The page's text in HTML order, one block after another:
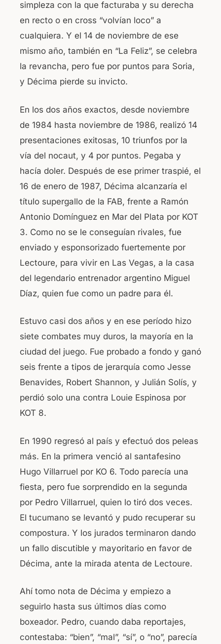
simpleza con la que facturaba y su derecha
en recto o en cross “volvían loco” a
cualquiera. Y el 14 de noviembre de ese
mismo año, también en “La Feliz”, se celebra
la revancha, pero fue por puntos para Soria,
y Décima pierde su invicto.
En los dos años exactos, desde noviembre
de 1984 hasta noviembre de 1986, realizó 14
presentaciones exitosas, 10 triunfos por la
vía del nocaut, y 4 por puntos. Pegaba y
hacía doler. Después de ese primer traspié, el
16 de enero de 1987, Décima alcanzaría el
título supergallo de la FAB, frente a Ramón
Antonio Domínguez en Mar del Plata por KOT
3. Como no se le conseguían rivales, fue
enviado y esponsorizado fuertemente por
Lectoure, para vivir en Las Vegas, a la casa
del legendario entrenador argentino Miguel
Díaz, quien fue como un padre para él.
Estuvo casi dos años y en ese período hizo
siete combates muy duros, la mayoría en la
ciudad del juego. Fue probado a fondo y ganó
seis frente a tipos de jerarquía como Jesse
Benavides, Robert Shannon, y Julián Solís, y
perdió solo una contra Louie Espinosa por
KOT 8.
En 1990 regresó al país y efectuó dos peleas
más. En la primera venció al santafesino
Hugo Villarruel por KO 6. Todo parecía una
fiesta, pero fue sorprendido en la segunda
por Pedro Villarruel, quien lo tiró dos veces.
El tucumano se levantó y pudo recuperar su
compostura. Y los jurados terminaron dando
un fallo discutible y mayoritario en favor de
Décima, ante la mirada atenta de Lectoure.
Ahí tomo nota de Décima y empiezo a
seguirlo hasta sus últimos días como
boxeador. Pedro, cuando daba reportajes,
contestaba: “bien”, “mal”, “sí”, o “no”, parecía